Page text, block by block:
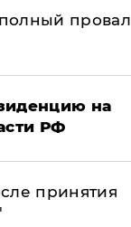
провал
на
РФ
принятия